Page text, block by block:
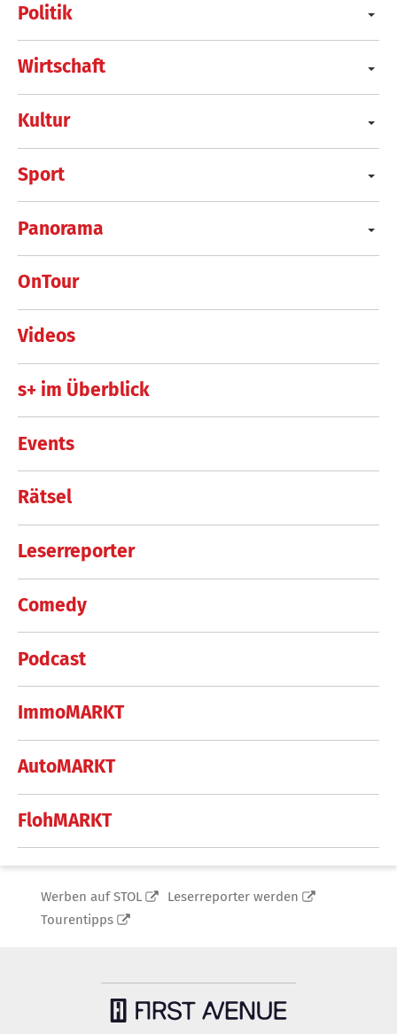
Politik
Wirtschaft
Kultur
Sport
Panorama
OnTour
Videos
s+ im Überblick
Events
Rätsel
Leserreporter
Comedy
Podcast
ImmoMARKT
AutoMARKT
FlohMARKT
Werben auf STOL
Leserreporter werden
Tourentipps